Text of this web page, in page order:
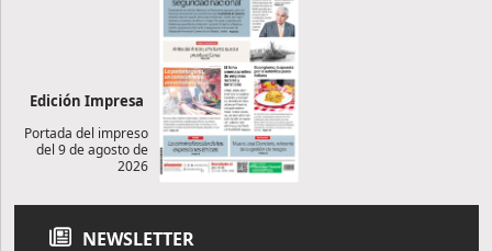
Edición Impresa
Portada del impreso
del 9 de agosto de
2026
NEWSLETTER